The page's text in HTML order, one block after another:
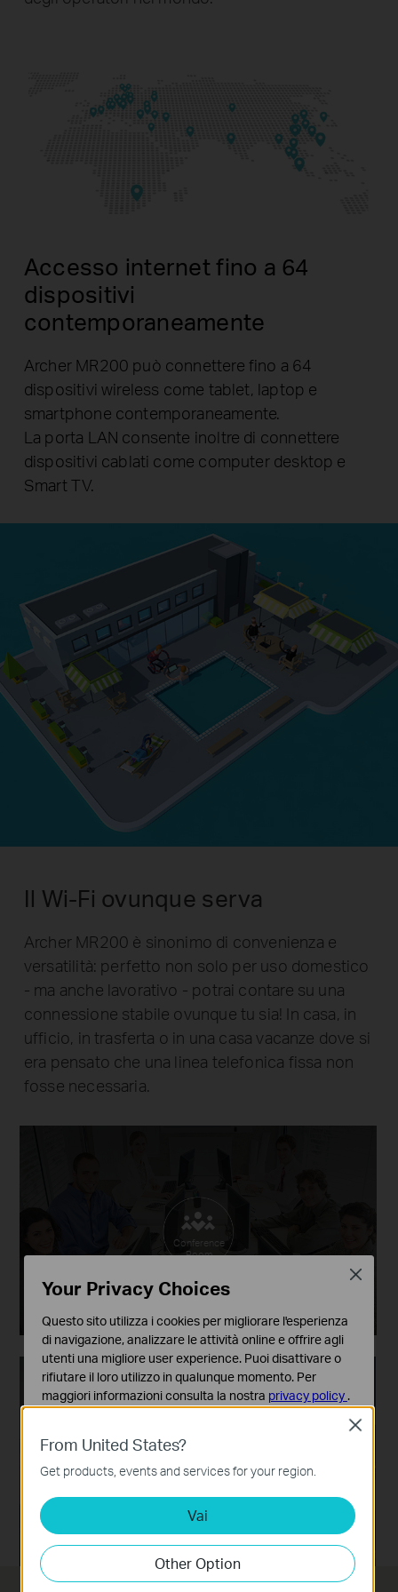
Accesso internet fino a 64
dispositivi
contemporaneamente
Archer MR200 può connettere fino a 64
dispositivi wireless come tablet, laptop e
smartphone contemporaneamente.
La porta LAN consente inoltre di connettere
dispositivi cablati come computer desktop e
Smart TV.
Il Wi-Fi ovunque serva
Archer MR200 è sinonimo di convenienza e
versatilità: perfetto non solo per uso domestico
- ma anche lavorativo - potrai contare su una
connessione stabile ovunque tu sia! In casa, in
ufficio, in trasferta o in una casa vacanze dove si
era pensato che una linea telefonica fissa non
fosse necessaria.
Conference
Room
In Viaggio
From United States?
Get products, events and services for your region.
Vai
Other Option
Close
Your Privacy Choices
Questo sito utilizza i cookies per migliorare l'esperienza
di navigazione, analizzare le attività online e offrire agli
utenti una migliore user experience. Puoi disattivare o
rifiutare il loro utilizzo in qualunque momento. Per
maggiori informazioni consulta la nostra privacy policy .
Questi cookies sono necessari per il corretto
funzionamento del sito e non possono essere disattivati
nel tuo sistema.
Analytics e Marketing Cookies
I cookies analitici ci permettono di analizzare le tue
attività sul nostro sito allo scopo di migliorarne le
funzionalità.
Close